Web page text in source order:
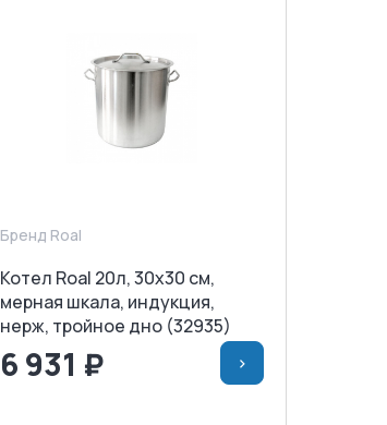
Бренд Roal
Котел Roal 20л, 30x30 см,
мерная шкала, индукция,
нерж, тройное дно (32935)
6 931 ₽ >